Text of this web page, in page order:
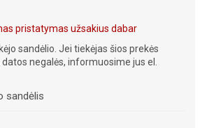
pristatymas užsakius dabar
sandėlio. Jei tiekėjas šios prekės
negalės, informuosime jus el.
sandėlis